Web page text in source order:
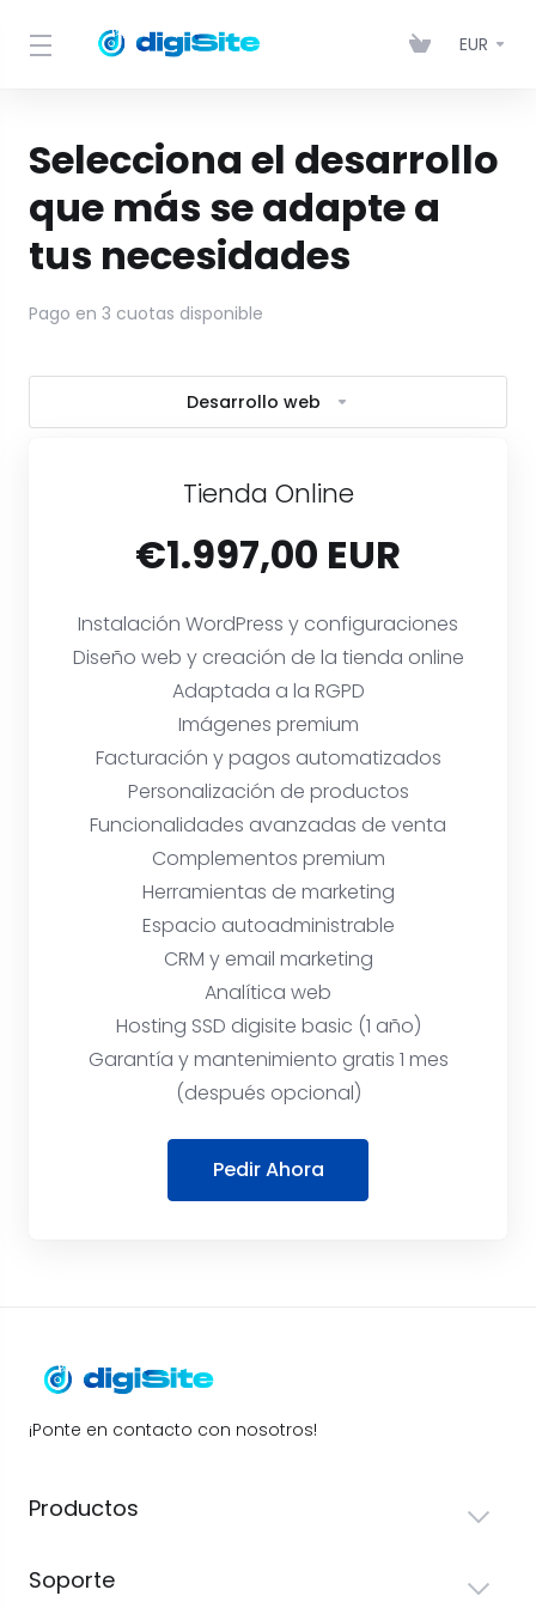
EUR
Selecciona el desarrollo
que más se adapte a
tus necesidades
Pago en 3 cuotas disponible
Desarrollo web
Tienda Online
€1.997,00 EUR
Instalación WordPress y configuraciones
Diseño web y creación de la tienda online
Adaptada a la RGPD
Imágenes premium
Facturación y pagos automatizados
Personalización de productos
Funcionalidades avanzadas de venta
Complementos premium
Herramientas de marketing
Espacio autoadministrable
CRM y email marketing
Analítica web
Hosting SSD digisite basic (1 año)
Garantía y mantenimiento gratis 1 mes
(después opcional)
Pedir Ahora
¡Ponte en contacto con nosotros!
Productos
Soporte